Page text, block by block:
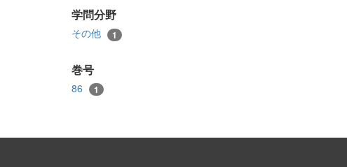
学問分野
その他 1
巻号
86 1